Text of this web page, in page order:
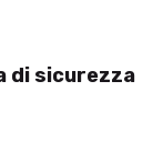
di sicurezza